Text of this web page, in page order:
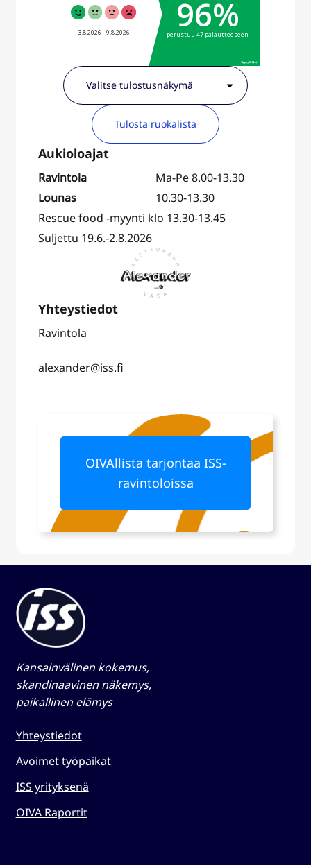
Tulosta ruokalista
Ravintola
Ma-Pe 8.00-13.30
Lounas
10.30-13.30
Rescue food -myynti klo 13.30-13.45
Suljettu 19.6.-2.8.2026
Ravintola
alexander@iss.fi
OIVAllista tarjontaa ISS-
ravintoloissa
Kansainvälinen kokemus,
skandinaavinen näkemys,
paikallinen elämys​
Yhteystiedot
Avoimet työpaikat
ISS yrityksenä
OIVA Raportit